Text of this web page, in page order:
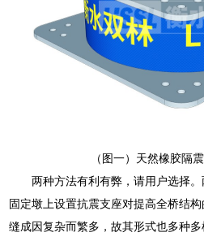
（图一）天然橡胶隔
两种方法有利有弊，请用户选择
固定墩上设置抗震支座对提高全桥结
缝成因复杂而繁多，故其形式也多种